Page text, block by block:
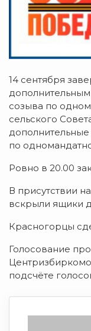
14 сентября
созыва по
сельского
по
Ровно в 20.00
В присутствии
вскрыли ящики
Красногорцы
Голосование
подсчёте